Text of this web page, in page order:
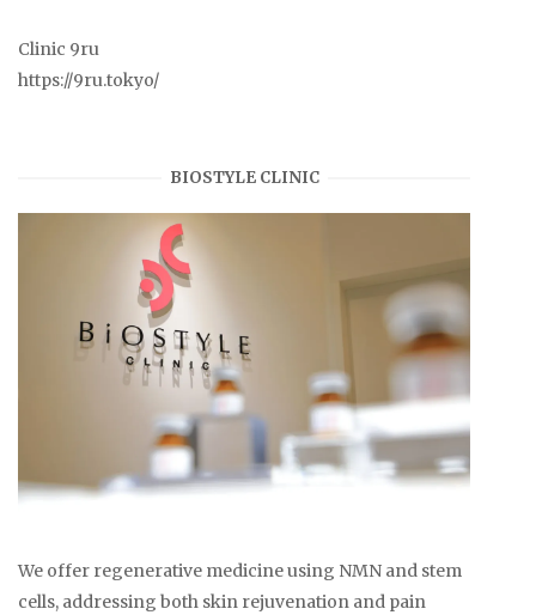
Clinic 9ru
https://9ru.tokyo/
BIOSTYLE CLINIC
We offer regenerative medicine using NMN and stem
cells, addressing both skin rejuvenation and pain